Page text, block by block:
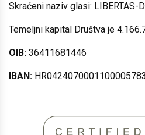
Skraćeni naziv glasi: LIBERTAS-
Temeljni kapital Društva je
OIB: 36411681446
IBAN: HR0424070001100005783